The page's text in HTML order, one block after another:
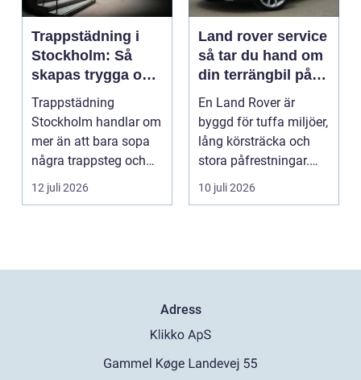
Trappstädning i
Stockholm: Så
skapas trygga och
trivsamma
trapphus
Trappstädning
Stockholm handlar om
mer än att bara sopa
några trappsteg och
torka en...
12 juli 2026
Land rover service
så tar du hand om
din terrängbil på
rätt sätt
En Land Rover är
byggd för tuffa miljöer,
lång körsträcka och
stora påfrestningar.
Samtidigt är det ...
10 juli 2026
Adress